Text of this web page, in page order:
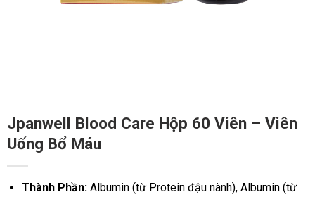
Jpanwell Blood Care Hộp 60 Viên – Viên
Uống Bổ Máu
Thành Phần: Albumin (từ Protein đậu nành), Albumin (từ